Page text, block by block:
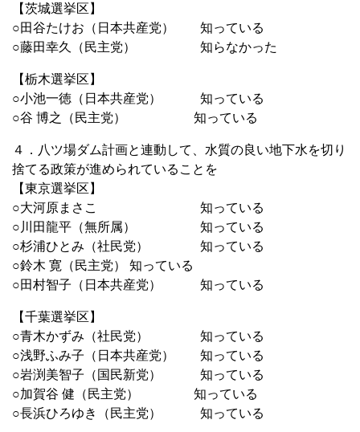
【茨城選挙区】
○田谷たけお（日本共産党） 知っている
○藤田幸久（民主党） 知らなかった
【栃木選挙区】
○小池一徳（日本共産党） 知っている
○谷 博之（民主党） 知っている
４．八ツ場ダム計画と連動して、水質の良い地下水を切り
捨てる政策が進められていることを
【東京選挙区】
○大河原まさこ 知っている
○川田龍平（無所属） 知っている
○杉浦ひとみ（社民党） 知っている
○鈴木 寛（民主党） 知っている
○田村智子（日本共産党） 知っている
【千葉選挙区】
○青木かずみ（社民党） 知っている
○浅野ふみ子（日本共産党） 知っている
○岩渕美智子（国民新党） 知っている
○加賀谷 健（民主党） 知っている
○長浜ひろゆき（民主党） 知っている